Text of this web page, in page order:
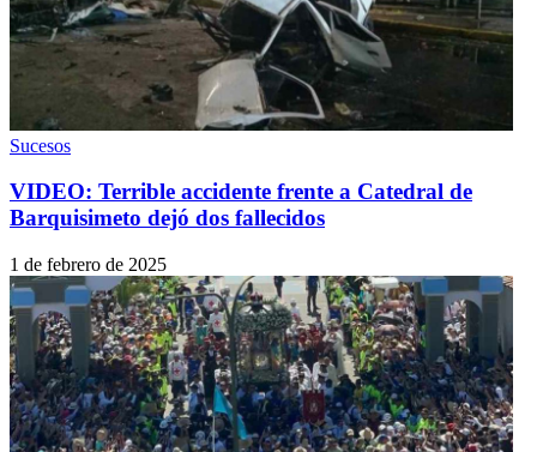
Sucesos
VIDEO: Terrible accidente frente a Catedral de
Barquisimeto dejó dos fallecidos
1 de febrero de 2025